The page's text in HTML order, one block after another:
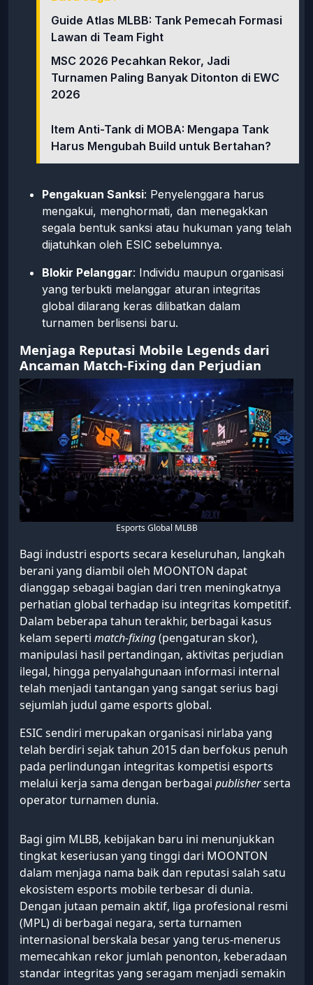
Guide Atlas MLBB: Tank Pemecah Formasi
Lawan di Team Fight
MSC 2026 Pecahkan Rekor, Jadi
Turnamen Paling Banyak Ditonton di EWC
2026
Item Anti-Tank di MOBA: Mengapa Tank
Harus Mengubah Build untuk Bertahan?
Pengakuan Sanksi: Penyelenggara harus
mengakui, menghormati, dan menegakkan
segala bentuk sanksi atau hukuman yang telah
dijatuhkan oleh ESIC sebelumnya.
Blokir Pelanggar: Individu maupun organisasi
yang terbukti melanggar aturan integritas
global dilarang keras dilibatkan dalam
turnamen berlisensi baru.
Menjaga Reputasi Mobile Legends dari
Ancaman Match-Fixing dan Perjudian
Esports Global MLBB
Bagi industri esports secara keseluruhan, langkah
berani yang diambil oleh MOONTON dapat
dianggap sebagai bagian dari tren meningkatnya
perhatian global terhadap isu integritas kompetitif.
Dalam beberapa tahun terakhir, berbagai kasus
kelam seperti match-fixing(pengaturan skor),
manipulasi hasil pertandingan, aktivitas perjudian
ilegal, hingga penyalahgunaan informasi internal
telah menjadi tantangan yang sangat serius bagi
sejumlah judul game esports global.
ESIC sendiri merupakan organisasi nirlaba yang
telah berdiri sejak tahun 2015 dan berfokus penuh
pada perlindungan integritas kompetisi esports
melalui kerja sama dengan berbagai publisherserta
operator turnamen dunia.
Bagi gim MLBB, kebijakan baru ini menunjukkan
tingkat keseriusan yang tinggi dari MOONTON
dalam menjaga nama baik dan reputasi salah satu
ekosistem esports mobile terbesar di dunia.
Dengan jutaan pemain aktif, liga profesional resmi
(MPL) di berbagai negara, serta turnamen
internasional berskala besar yang terus-menerus
memecahkan rekor jumlah penonton, keberadaan
standar integritas yang seragam menjadi semakin